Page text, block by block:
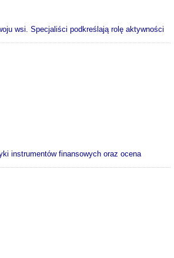
wsi. Specjaliści podkreślają rolę aktywności
instrumentów finansowych oraz ocena